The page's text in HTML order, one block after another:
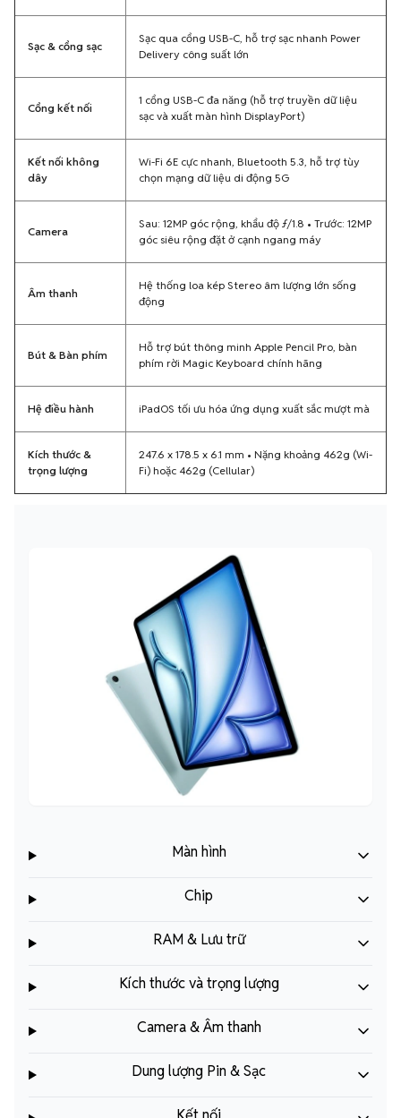
Sạc & cổng sạc
Sạc qua cổng USB-C, hỗ trợ sạc nhanh Power
Delivery công suất lớn
Cổng kết nối
1 cổng USB-C đa năng (hỗ trợ truyền dữ liệu
sạc và xuất màn hình DisplayPort)
Kết nối không
dây
Wi-Fi 6E cực nhanh, Bluetooth 5.3, hỗ trợ tùy
chọn mạng dữ liệu di động 5G
Camera
Sau: 12MP góc rộng, khẩu độ ƒ/1.8 • Trước: 12MP
góc siêu rộng đặt ở cạnh ngang máy
Âm thanh
Hệ thống loa kép Stereo âm lượng lớn sống
động
Bút & Bàn phím
Hỗ trợ bút thông minh Apple Pencil Pro, bàn
phím rời Magic Keyboard chính hãng
Hệ điều hành iPadOS tối ưu hóa ứng dụng xuất sắc mượt mà
Kích thước &
trọng lượng
247.6 x 178.5 x 6.1 mm • Nặng khoảng 462g (Wi-
Fi) hoặc 462g (Cellular)
Màn hình
Chip
RAM & Lưu trữ
Kích thước và trọng lượng
Camera & Âm thanh
Dung lượng Pin & Sạc